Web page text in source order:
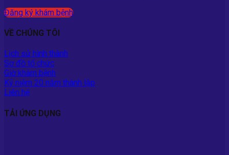
Đăng ký khám bệnh
VỀ CHÚNG TÔI
Lịch sử hình thành
Sơ đồ tổ chức
Giờ khám bệnh
Kỷ niệm 20 năm thành lập
Liên hệ
TẢI ỨNG DỤNG